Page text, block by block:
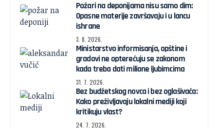
Požari na deponijama nisu samo dim:
Opasne materije završavaju i u lancu
ishrane
3. 8. 2026.
Ministarstvo informisanja, opštine i
gradovi ne opterećuju se zakonom
kada treba dati milione ljubimcima
31. 7. 2026.
Bez budžetskog novca i bez oglašivača:
Kako preživljavaju lokalni mediji koji
kritikuju vlast?
24. 7. 2026.